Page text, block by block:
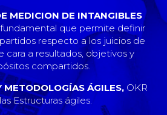
MEDICION DE INTANGIBLES
fundamental que permite definir
respecto a los juicios de
cara a resultados, objetivos y
compartidos.
METODOLOGÍAS ÁGILES, OKR
Estructuras ágiles.